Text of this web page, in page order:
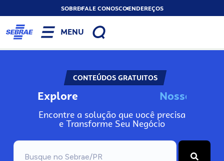
SOBREFALE CONOSCOENDEREÇOS
MENU
CONTEÚDOS GRATUITOS
Explore Nosso
Encontre a solução que você precisa
e Transforme Seu Negócio